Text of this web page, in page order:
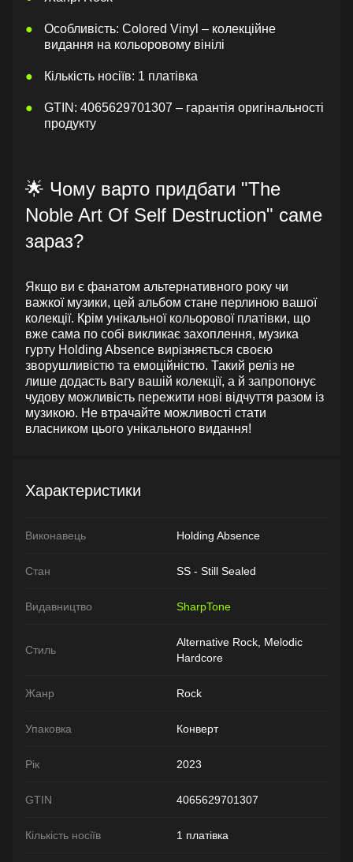
Особливість: Colored Vinyl – колекційне
видання на кольоровому вінілі
Кількість носіїв: 1 платівка
GTIN: 4065629701307 – гарантія оригінальності
продукту
🌟 Чому варто придбати "The
Noble Art Of Self Destruction" саме
зараз?
Якщо ви є фанатом альтернативного року чи
важкої музики, цей альбом стане перлиною вашої
колекції. Крім унікальної кольорової платівки, що
вже сама по собі викликає захоплення, музика
гурту Holding Absence вирізняється своєю
зворушливістю та емоційністю. Такий реліз не
лише додасть вагу вашій колекції, а й запропонує
чудову можливість пережити нові відчуття разом із
музикою. Не втрачайте можливості стати
власником цього унікального видання!
Характеристики
Виконавець Holding Absence
Стан SS - Still Sealed
Видавництво SharpTone
Стиль
Alternative Rock, Melodic
Hardcore
Жанр Rock
Упаковка Конверт
Рік 2023
GTIN 4065629701307
Кількість носіїв 1 платівка